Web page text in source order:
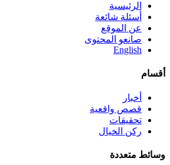
الرئيسية
أسئلة شائعة
عن الموقع
صانعو المحتوى
English
أقسام
أخبار
قصص واقعية
تحقيقات
ركن الخيال
وسائط متعددة